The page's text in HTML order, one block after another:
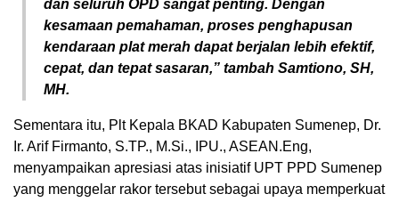
dan seluruh OPD sangat penting. Dengan
kesamaan pemahaman, proses penghapusan
kendaraan plat merah dapat berjalan lebih efektif,
cepat, dan tepat sasaran,” tambah Samtiono, SH,
MH.
Sementara itu, Plt Kepala BKAD Kabupaten Sumenep, Dr.
Ir. Arif Firmanto, S.TP., M.Si., IPU., ASEAN.Eng,
menyampaikan apresiasi atas inisiatif UPT PPD Sumenep
yang menggelar rakor tersebut sebagai upaya memperkuat